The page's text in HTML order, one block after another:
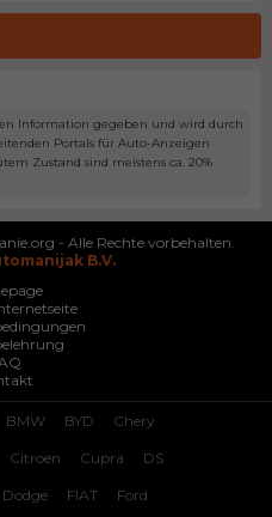
Information gegeben und wird durch
Portals für Auto-Anzeigen
Zustand sind meistens ca. 20%
- Alle Rechte vorbehalten.
B.V.
BMW BYD Chery
Citroen Cupra DS
Dodge FIAT Ford